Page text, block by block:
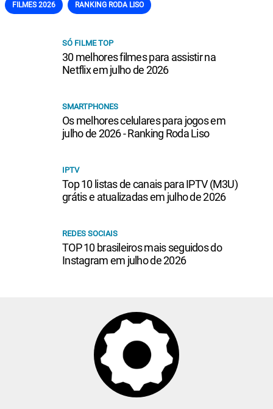
FILMES 2026 RANKING RODA LISO
SÓ FILME TOP
30 melhores filmes para assistir na
Netflix em julho de 2026
SMARTPHONES
Os melhores celulares para jogos em
julho de 2026 - Ranking Roda Liso
IPTV
Top 10 listas de canais para IPTV (M3U)
grátis e atualizadas em julho de 2026
REDES SOCIAIS
TOP 10 brasileiros mais seguidos do
Instagram em julho de 2026